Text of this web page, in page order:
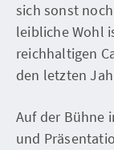
sich sonst
leibliche Wohl
reichhaltigen
den letzten
Auf der Bühne
und